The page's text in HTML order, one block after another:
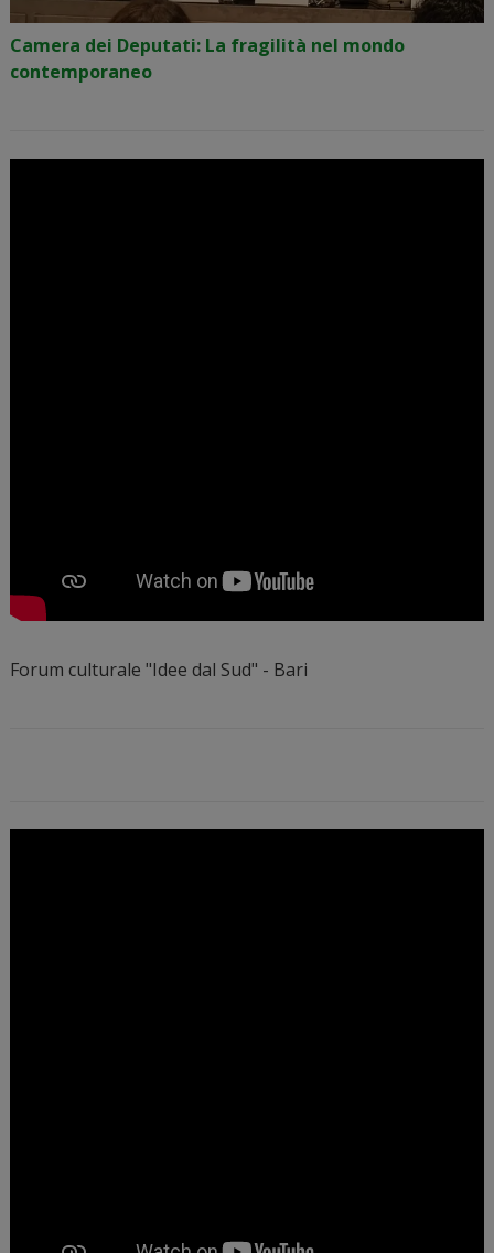
Camera dei Deputati: La fragilità nel mondo
contemporaneo
Forum culturale "Idee dal Sud" - Bari